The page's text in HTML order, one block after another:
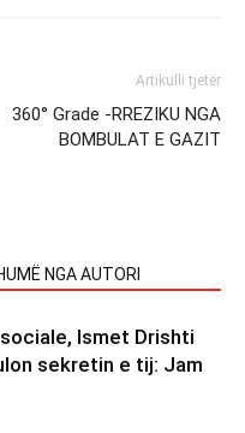
Artikulli tjetër
360° Grade -RREZIKU NGA
BOMBULAT E GAZIT
NGA AUTORI
Ismet Drishti
sekretin e tij: Jam